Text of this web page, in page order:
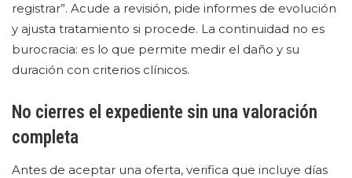
registrar”. Acude a revisión, pide informes de evolución
y ajusta tratamiento si procede. La continuidad no es
burocracia: es lo que permite medir el daño y su
duración con criterios clínicos.
No cierres el expediente sin una valoración
completa
Antes de aceptar una oferta, verifica que incluye días